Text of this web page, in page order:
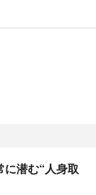
に潜む“人身取